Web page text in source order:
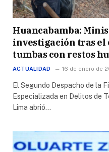
Huancabamba:
investigación tras el
tumbas con restos
ACTUALIDAD 16 de enero de
El Segundo Despacho de la
Especializada en Delitos de
Lima abrió…